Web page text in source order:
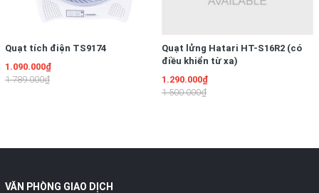
Quạt tích điện TS9174
1.090.000₫
1.789.000₫
Quạt lửng Hatari HT-S16R2 (có
điều khiển từ xa)
1.290.000₫
1.500.000₫
VĂN PHÒNG GIAO DỊCH